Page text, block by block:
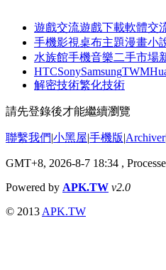
遊戲交流遊戲下載軟體交
手機影視桌布主題漫畫小
水族館手機音樂二手市場
HTCSonySamsungTWM
解密技術繁化技術
請先登錄後才能繼續瀏覽
聯繫我們|小黑屋|手機版|Archiver|
GMT+8, 2026-8-7 18:34 ,
Powered by APK.TW v2.0
© 2013 APK.TW